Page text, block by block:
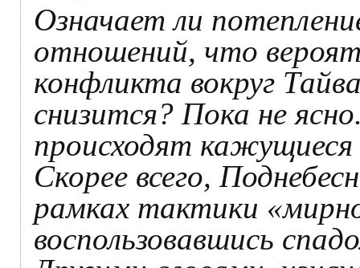
Означает ли
отношений, что
конфликта вокруг
снизится? Пока не
происходят
Скорее всего,
рамках тактики
воспользовавшись